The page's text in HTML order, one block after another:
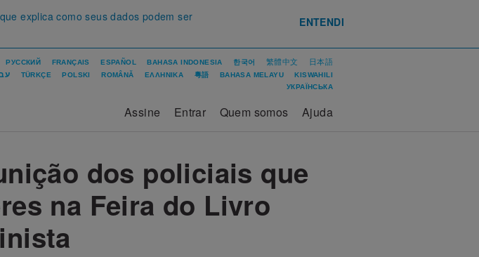
explica como seus dados podem ser
ENTENDI
РУССКИЙ FRANÇAIS ESPAÑOL BAHASA INDONESIA 한국어 繁體中文 日本語
TÜRKÇE POLSKI ROMÂNĂ ΕΛΛΗΝΙΚΑ 粵語 BAHASA MELAYU
KISWAHILI
УКРАЇНСЬКА
Assine Entrar Quem somos Ajuda
dos policiais que
na Feira do Livro